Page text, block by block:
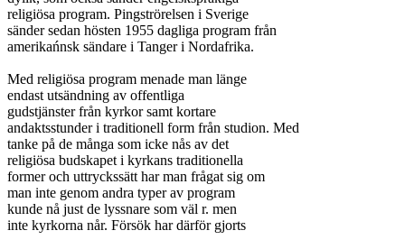
religiösa program. Pingströrelsen i Sverige
sänder sedan hösten 1955 dagliga program från
amerikańnsk sändare i Tanger i Nordafrika.
Med religiösa program menade man länge
endast utsändning av offentliga
gudstjänster från kyrkor samt kortare
andaktsstunder i traditionell form från studion. Med
tanke på de många som icke nås av det
religiösa budskapet i kyrkans traditionella
former och uttryckssätt har man frågat sig om
man inte genom andra typer av program
kunde nå just de lyssnare som väl r. men
inte kyrkorna når. Försök har därför gjorts